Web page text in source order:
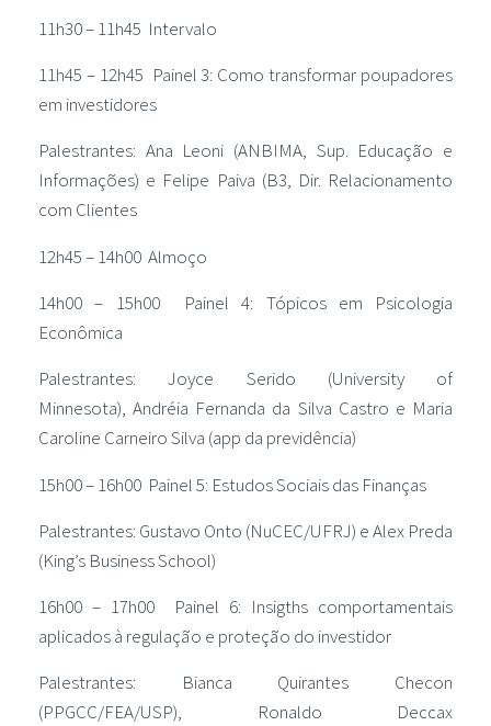
11h30 – 11h45 Intervalo
11h45 – 12h45 Painel 3: Como transformar poupadores
em investidores
Palestrantes: Ana Leoni (ANBIMA, Sup. Educação e
Informações) e Felipe Paiva (B3, Dir. Relacionamento
com Clientes
12h45 – 14h00 Almoço
14h00 – 15h00 Painel 4: Tópicos em Psicologia
Econômica
Palestrantes: Joyce Serido (University of
Minnesota), Andréia Fernanda da Silva Castro e Maria
Caroline Carneiro Silva (app da previdência)
15h00 – 16h00 Painel 5: Estudos Sociais das Finanças
Palestrantes: Gustavo Onto (NuCEC/UFRJ) e Alex Preda
(King’s Business School)
16h00 – 17h00 Painel 6: Insigths comportamentais
aplicados à regulação e proteção do investidor
Palestrantes: Bianca Quirantes Checon
(PPGCC/FEA/USP), Ronaldo Deccax